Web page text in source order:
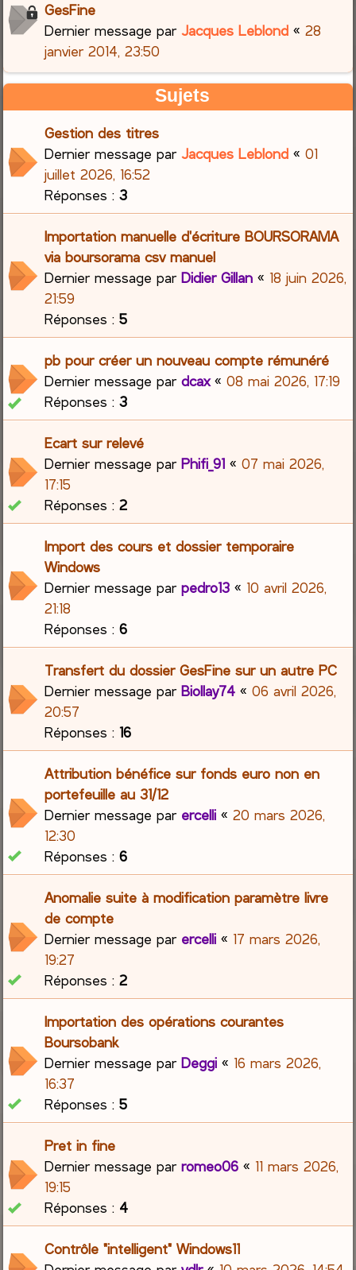
GesFine
Dernier message parJacques Leblond «28
janvier 2014, 23:50
Sujets
Gestion des titres
Dernier message parJacques Leblond «01
juillet 2026, 16:52
Réponses :3
Importation manuelle d'écriture BOURSORAMA
via boursorama csv manuel
Dernier message parDidier Gillan « 18 juin 2026,
21:59
Réponses :5
pb pour créer un nouveau compte rémunéré
Dernier message pardcax«08 mai 2026, 17:19
Réponses :3
Ecart sur relevé
Dernier message parPhifi_91 «07 mai 2026,
17:15
Réponses :2
Import des cours et dossier temporaire
Windows
Dernier message parpedro13 « 10 avril 2026,
21:18
Réponses :6
Transfert du dossier GesFine sur un autre PC
Dernier message parBiollay74 «06 avril 2026,
20:57
Réponses :16
Attribution bénéfice sur fonds euro non en
portefeuille au 31/12
Dernier message par ercelli «20 mars 2026,
12:30
Réponses :6
Anomalie suite à modification paramètre livre
de compte
Dernier message par ercelli « 17 mars 2026,
19:27
Réponses :2
Importation des opérations courantes
Boursobank
Dernier message parDeggi « 16 mars 2026,
16:37
Réponses :5
Pret in fine
Dernier message parromeo06 « 11 mars 2026,
19:15
Réponses : 4
Contrôle "intelligent" Windows11